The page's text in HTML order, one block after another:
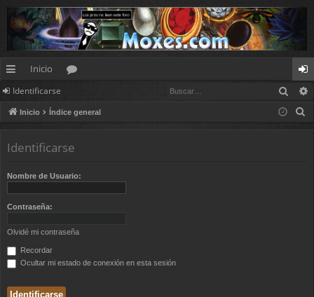
nl
ac
pi
d
os
Inicio
os
de
nt
Identificarse
Inicio Índice general
Identificarse
Nombre de Usuario:
Contraseña:
Olvidé mi contraseña
Recordar
Ocultar mi estado de conexión en esta sesión